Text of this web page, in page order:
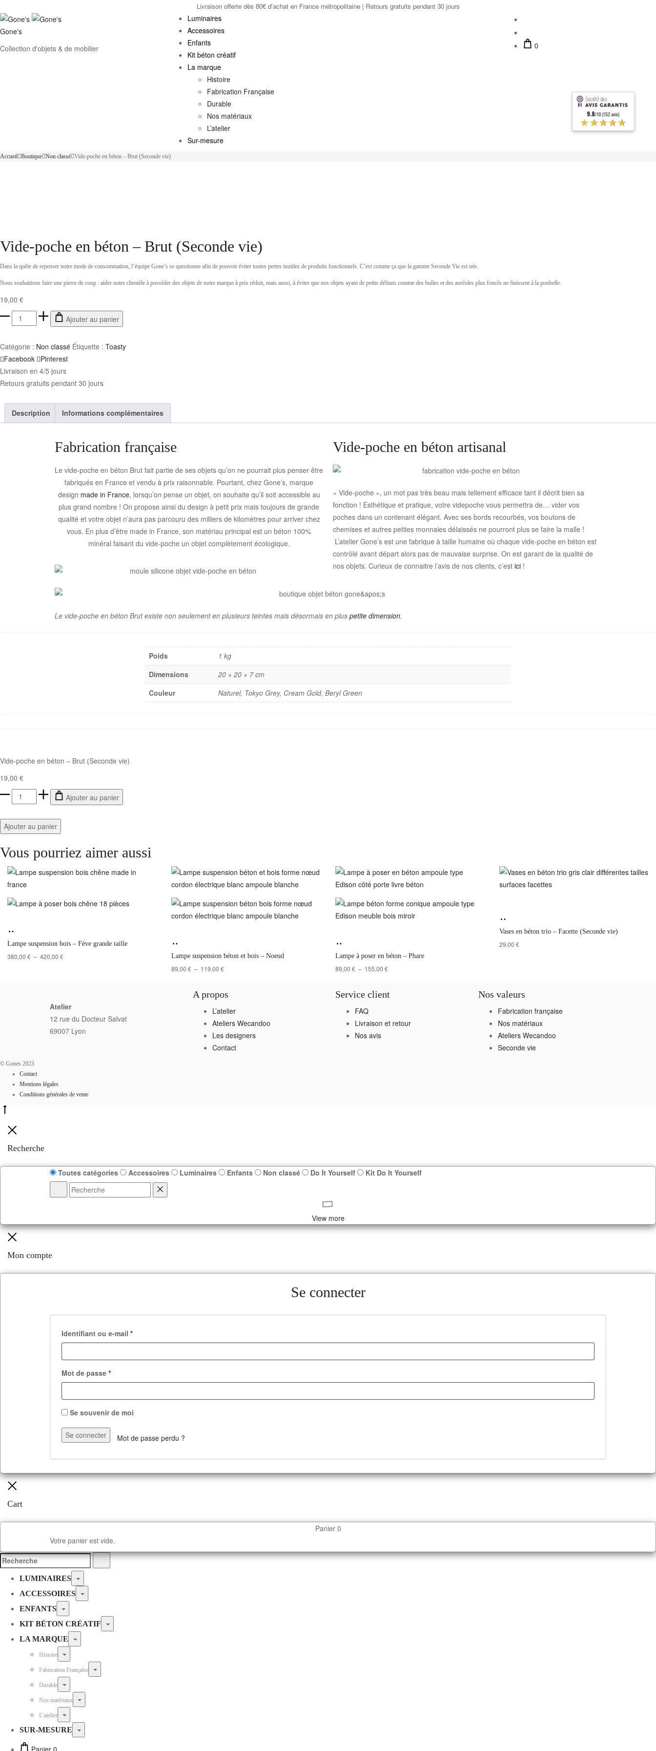
Livraison offerte dès 80€ d'achat en France métropolitaine | Retours gratuits pendant 30 jours
Gone's
Collection d'objets & de mobilier
Luminaires
Accessoires
Enfants
Kit béton créatif
La marque
Histoire
Fabrication Française
Durable
Nos matériaux
L’atelier
Sur-mesure
0
Accueil Boutique Non classé Vide-poche en béton – Brut (Seconde vie)
Vide-poche en béton – Brut (Seconde vie)
Dans la quête de repenser notre mode de consommation, l’équipe Gone’s se questionne afin de pouvoir éviter toutes pertes inutiles de produits fonctionnels. C’est comme ça que la gamme Seconde Vie est née.
Nous souhaitions faire une pierre de coup : aider notre clientèle à posséder des objets de notre marque à prix réduit, mais aussi, à éviter que nos objets ayant de petits défauts comme des bulles et des auréoles plus foncés ne finissent à la poubelle.
19,00 €
Ajouter au panier
Catégorie : Non classé Étiquette : Toasty
Facebook
Pinterest
Livraison en 4/5 jours
Retours gratuits pendant 30 jours
Description Informations complémentaires
Fabrication française
Le vide-poche en béton Brut fait partie de ses objets qu’on ne pourrait plus penser être
fabriqués en France et vendu à prix raisonnable. Pourtant, chez Gone’s, marque
design made in France, lorsqu’on pense un objet, on souhaite qu’il soit accessible au
plus grand nombre ! On propose ainsi du design à petit prix mais toujours de grande
qualité et votre objet n’aura pas parcouru des milliers de kilomètres pour arriver chez
vous. En plus d’être made in France, son matériau principal est un béton 100%
minéral faisant du vide-poche un objet complètement écologique.
Vide-poche en béton artisanal
« Vide-poche », un mot pas très beau mais tellement efficace tant il décrit bien sa
fonction ! Esthétique et pratique, votre videpoche vous permettra de… vider vos
poches dans un contenant élégant. Avec ses bords recourbés, vos boutons de
chemises et autres petites monnaies délaissés ne pourront plus se faire la malle !
L’atelier Gone’s est une fabrique à taille humaine où chaque vide-poche en béton est
contrôlé avant départ alors pas de mauvaise surprise. On est garant de la qualité de
nos objets. Curieux de connaitre l’avis de nos clients, c’est ici !
Le vide-poche en béton Brut existe non seulement en plusieurs teintes mais désormais en plus petite dimension.
Poids
1 kg
Dimensions
20 × 20 × 7 cm
Couleur
Naturel, Tokyo Grey, Cream Gold, Beryl Green
Vide-poche en béton – Brut (Seconde vie)
19,00 €
Ajouter au panier
Ajouter au panier
Vous pourriez aimer aussi
Lampe suspension bois – Fève grande taille
380,00 € – 420,00 € Lampe suspension béton et bois – Noeud
89,00 € – 119,00 €
Lampe à poser en béton – Phare
89,00 € – 155,00 €
Vases en béton trio – Facette (Seconde vie)
29,00 €
Atelier
12 rue du Docteur Salvat
69007 Lyon
A propos
L’atelier
Ateliers Wecandoo
Les designers
Contact
Service client
FAQ
Livraison et retour
Nos avis
Nos valeurs
Fabrication française
Nos matériaux
Ateliers Wecandoo
Seconde vie
© Gones 2023
Contact
Mentions légales
Conditions générales de vente
Recherche
Toutes catégories Accessoires Luminaires Enfants Non classé Do It Yourself Kit Do It Yourself
View more
Mon compte
Se connecter
Identifiant ou e-mail *
Mot de passe *
Se souvenir de moi
Se connecter Mot de passe perdu ?
Cart
Panier 0
Votre panier est vide.
LUMINAIRES
ACCESSOIRES
ENFANTS
KIT BÉTON CRÉATIF
LA MARQUE
Histoire
Fabrication Française
Durable
Nos matériaux
L’atelier
SUR-MESURE
Panier 0
9.8/10 (152 avis)
★★★★★